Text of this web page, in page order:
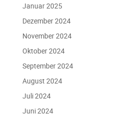
Januar 2025
Dezember 2024
November 2024
Oktober 2024
September 2024
August 2024
Juli 2024
Juni 2024